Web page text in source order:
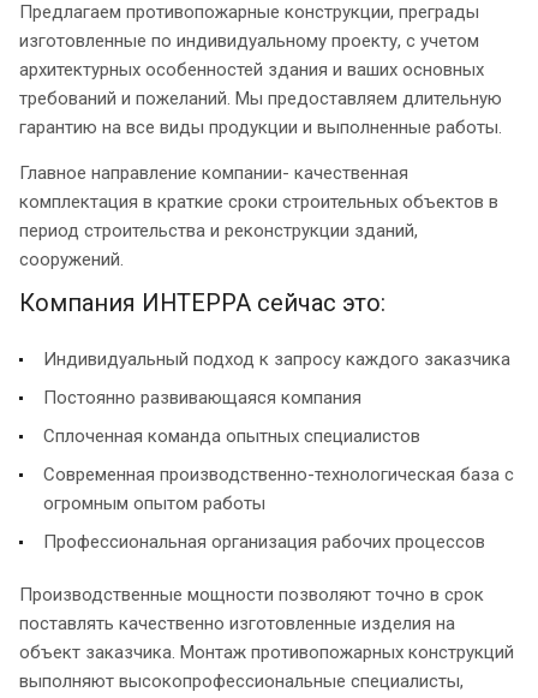
Предлагаем противопожарные конструкции, преграды
изготовленные по индивидуальному проекту, с учетом
архитектурных особенностей здания и ваших основных
требований и пожеланий. Мы предоставляем длительную
гарантию на все виды продукции и выполненные работы.
Главное направление компании- качественная
комплектация в краткие сроки строительных объектов в
период строительства и реконструкции зданий,
сооружений.
Компания ИНТЕРРА сейчас это:
Индивидуальный подход к запросу каждого заказчика
Постоянно развивающаяся компания
Сплоченная команда опытных специалистов
Современная производственно-технологическая база с
огромным опытом работы
Профессиональная организация рабочих процессов
Производственные мощности позволяют точно в срок
поставлять качественно изготовленные изделия на
объект заказчика. Монтаж противопожарных конструкций
выполняют высокопрофессиональные специалисты,